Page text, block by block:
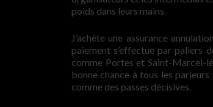
poids dans leurs mains.
J’achète une assurance
paiement s’effectue par paliers
comme Portes et Saint-Marcel-
bonne chance à tous les
comme des passes décisives.